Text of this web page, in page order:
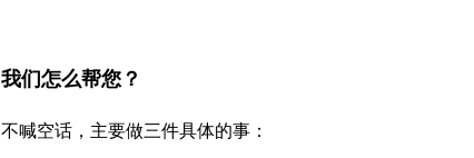
我们怎么帮您？
不喊空话，主要做三件具体的事：